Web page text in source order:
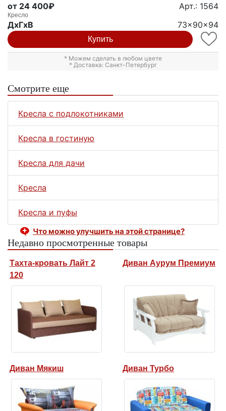
от 24 400₽ Арт.: 1564
Кресло
ДxГxВ 73x90x94
Купить
* Можем сделать в любом цвете
* Доставка: Санкт-Петербург
Смотрите еще
Кресла с подлокотниками
Кресла в гостиную
Кресла для дачи
Кресла
Кресла и пуфы
Что можно улучшить на этой странице?
Недавно просмотренные товары
Тахта-кровать Лайт 2
120
Диван Аурум Премиум
Диван Мякиш Диван Турбо